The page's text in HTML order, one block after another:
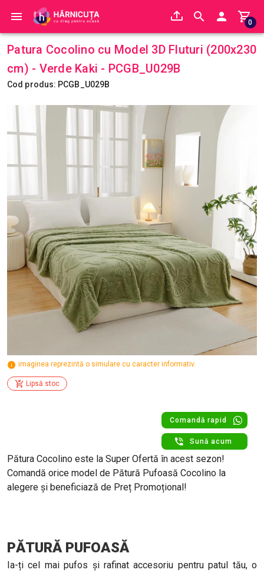
0
Patura Cocolino cu Model 3D Fluturi (200x230
cm) - Verde Kaki - PCGB_U029B
Cod produs: PCGB_U029B
imaginea reprezintă o simulare cu caracter informativ.
Lipsă stoc
Comandă rapid
Sună acum
Pătura Cocolino este la Super Ofertă în acest sezon!
Comandă orice model de Pătură Pufoasă Cocolino la
alegere și beneficiază de Preț Promoțional!
PĂTURĂ PUFOASĂ
Ia-ți cel mai pufos și rafinat accesoriu pentru patul tău, o